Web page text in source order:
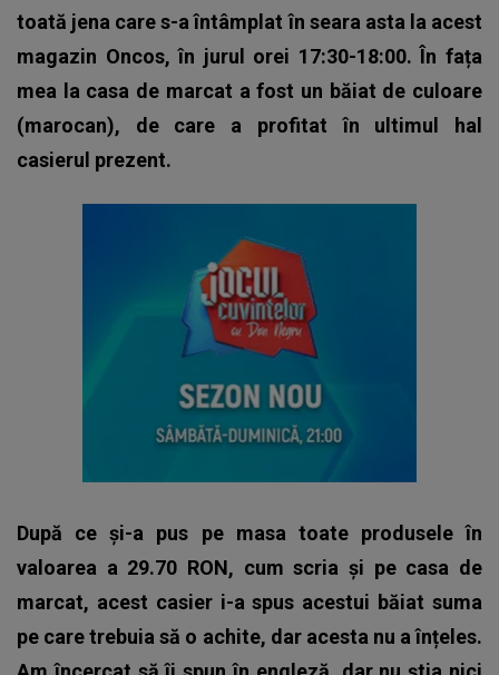
toată jena care s-a întâmplat în seara asta la acest
magazin Oncos, în jurul orei 17:30-18:00. În fața
mea la casa de marcat a fost un băiat de culoare
(marocan), de care a profitat în ultimul hal
casierul prezent.
După ce și-a pus pe masa toate produsele în
valoarea a 29.70 RON, cum scria și pe casa de
marcat, acest casier i-a spus acestui băiat suma
pe care trebuia să o achite, dar acesta nu a înțeles.